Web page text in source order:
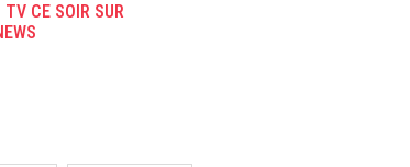
TV CE SOIR SUR